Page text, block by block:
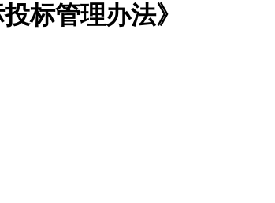
标管理办法》